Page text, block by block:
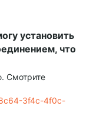
установить
что
Смотрите
3f4c-4f0c-